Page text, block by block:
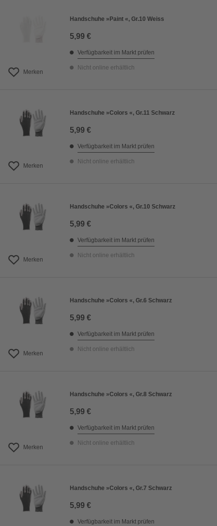
Merken
Handschuhe »Paint «, Gr.10 Weiss
5,99 €
Verfügbarkeit im Markt prüfen
Nicht online erhältlich
Merken
Handschuhe »Colors «, Gr.11 Schwarz
5,99 €
Verfügbarkeit im Markt prüfen
Nicht online erhältlich
Merken
Handschuhe »Colors «, Gr.10 Schwarz
5,99 €
Verfügbarkeit im Markt prüfen
Nicht online erhältlich
Merken
Handschuhe »Colors «, Gr.6 Schwarz
5,99 €
Verfügbarkeit im Markt prüfen
Nicht online erhältlich
Merken
Handschuhe »Colors «, Gr.8 Schwarz
5,99 €
Verfügbarkeit im Markt prüfen
Nicht online erhältlich
Handschuhe »Colors «, Gr.7 Schwarz
5,99 €
Verfügbarkeit im Markt prüfen